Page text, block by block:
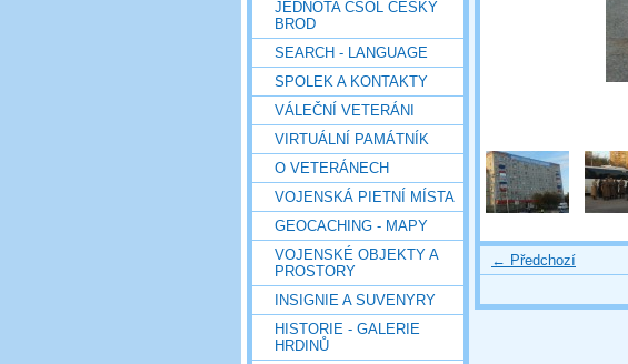
JEDNOTA ČSOL ČESKÝ
BROD
SEARCH - LANGUAGE
SPOLEK A KONTAKTY
VÁLEČNÍ VETERÁNI
VIRTUÁLNÍ PAMÁTNÍK
O VETERÁNECH
VOJENSKÁ PIETNÍ MÍSTA
GEOCACHING - MAPY
VOJENSKÉ OBJEKTY A
PROSTORY
INSIGNIE A SUVENYRY
HISTORIE - GALERIE
HRDINŮ
← Předchozí